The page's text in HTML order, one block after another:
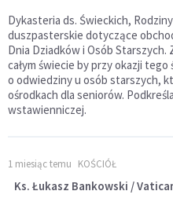
Dykasteria ds. Świeckich,
duszpasterskie dotyczące
Dnia Dziadków i Osób Starszych.
całym świecie by przy okazji
o odwiedziny u osób starszych,
ośrodkach dla seniorów.
wstawienniczej.
1 miesiąc temu KOŚCIÓŁ
Ks. Łukasz Bankowski /